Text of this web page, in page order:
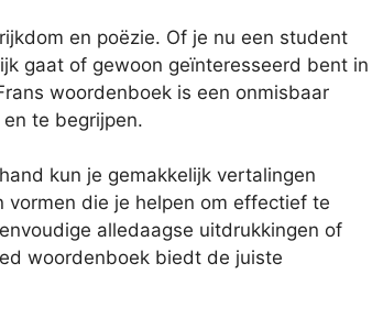
en poëzie. Of je nu een student
gaat of gewoon geïnteresseerd bent in
woordenboek is een onmisbaar
te begrijpen.
kun je gemakkelijk vertalingen
vormen die je helpen om effectief te
alledaagse uitdrukkingen of
woordenboek biedt de juiste